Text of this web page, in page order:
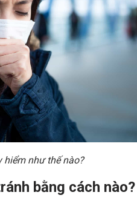
hiểm như thế nào?
bằng cách nào?